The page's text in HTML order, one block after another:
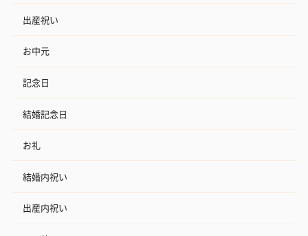
出産祝い
お中元
記念日
結婚記念日
お礼
結婚内祝い
出産内祝い